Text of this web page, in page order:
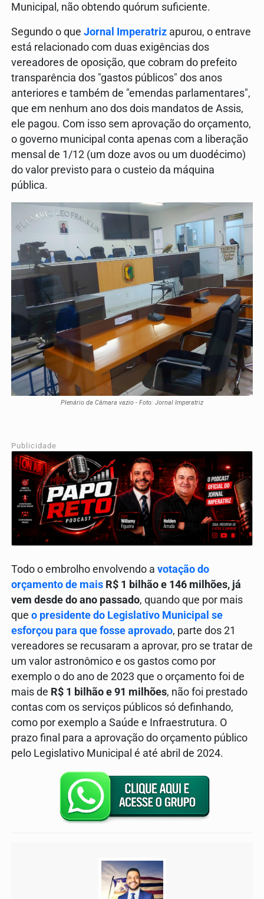
Municipal, não obtendo quórum suficiente.
Segundo o que Jornal Imperatriz apurou, o entrave
está relacionado com duas exigências dos
vereadores de oposição, que cobram do prefeito
transparência dos "gastos públicos" dos anos
anteriores e também de "emendas parlamentares",
que em nenhum ano dos dois mandatos de Assis,
ele pagou. Com isso sem aprovação do orçamento,
o governo municipal conta apenas com a liberação
mensal de 1/12 (um doze avos ou um duodécimo)
do valor previsto para o custeio da máquina
pública.
Plenário da Câmara vazio - Foto: Jornal Imperatriz
Publicidade
Todo o embrolho envolvendo a votação do
orçamento de mais R$ 1 bilhão e 146 milhões, já
vem desde do ano passado, quando que por mais
que o presidente do Legislativo Municipal se
esforçou para que fosse aprovado, parte dos 21
vereadores se recusaram a aprovar, pro se tratar de
um valor astronômico e os gastos como por
exemplo o do ano de 2023 que o orçamento foi de
mais de R$ 1 bilhão e 91 milhões, não foi prestado
contas com os serviços públicos só definhando,
como por exemplo a Saúde e Infraestrutura. O
prazo final para a aprovação do orçamento público
pelo Legislativo Municipal é até abril de 2024.